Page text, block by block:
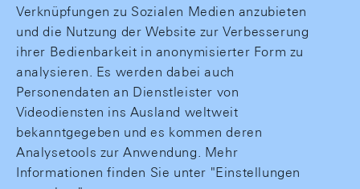
Verknüpfungen zu Sozialen Medien anzubieten
und die Nutzung der Website zur Verbesserung
ihrer Bedienbarkeit in anonymisierter Form zu
analysieren. Es werden dabei auch
Personendaten an Dienstleister von
Videodiensten ins Ausland weltweit
bekanntgegeben und es kommen deren
Analysetools zur Anwendung. Mehr
Informationen finden Sie unter "Einstellungen